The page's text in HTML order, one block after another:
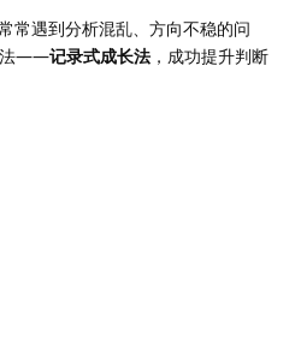
常遇到分析混乱、方向不稳的问
法——记录式成长法 ，成功提升判断